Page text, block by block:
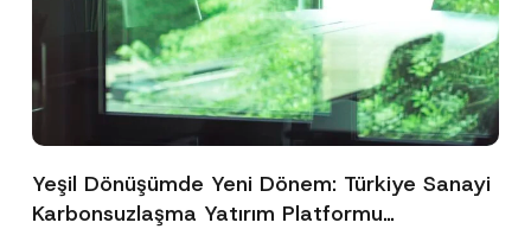
Yeşil Dönüşümde Yeni Dönem: Türkiye Sanayi
Karbonsuzlaşma Yatırım Platformu